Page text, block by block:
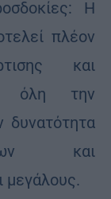
Η
πλέον
και
όλη την
δυνατότητα
και
μεγάλους.